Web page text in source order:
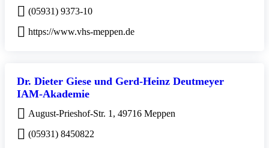
(05931) 9373-10
https://www.vhs-meppen.de
Dr. Dieter Giese und Gerd-Heinz Deutmeyer
IAM-Akademie
August-Prieshof-Str. 1, 49716 Meppen
(05931) 8450822